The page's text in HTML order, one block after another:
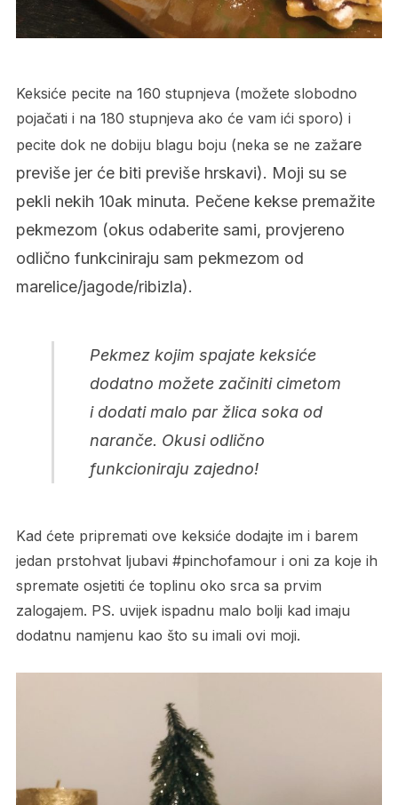
Keksiće pecite na 160 stupnjeva (možete slobodno
pojačati i na 180 stupnjeva ako će vam ići sporo) i
pecite dok ne dobiju blagu boju (neka se ne zažare
previše jer će biti previše hrskavi). Moji su se
pekli nekih 10ak minuta. Pečene kekse premažite
pekmezom (okus odaberite sami, provjereno
odlično funkciniraju sam pekmezom od
marelice/jagode/ribizla).
Pekmez kojim spajate keksiće
dodatno možete začiniti cimetom
i dodati malo par žlica soka od
naranče. Okusi odlično
funkcioniraju zajedno!
Kad ćete pripremati ove keksiće dodajte im i barem
jedan prstohvat ljubavi #pinchofamour i oni za koje ih
spremate osjetiti će toplinu oko srca sa prvim
zalogajem. PS. uvijek ispadnu malo bolji kad imaju
dodatnu namjenu kao što su imali ovi moji.